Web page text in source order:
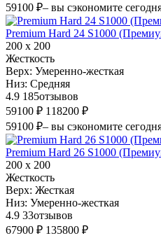
59100 ₽– вы сэкономите
Premium Hard 24 S1000
200 х 200
Жесткость
Верх: Умеренно-жесткая
Низ: Средняя
4.9 185отзывов
59100 ₽ 118200 ₽
59100 ₽– вы сэкономите
Premium Hard 26 S1000
200 х 200
Жесткость
Верх: Жесткая
Низ: Умеренно-жесткая
4.9 33отзывов
67900 ₽ 135800 ₽